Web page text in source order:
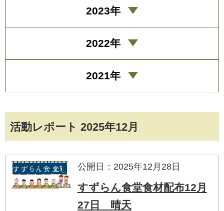
活動レポート 2025年12月
公開日：2025年12月28日
すずらん食堂食材配布12月
27日 晴天
2023年
2022年
2021年